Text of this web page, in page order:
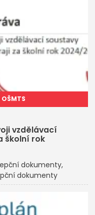
vzdělávací
školní rok
dokumenty
dokumenty